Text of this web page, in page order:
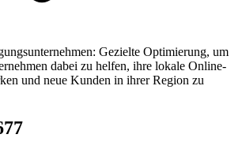
Gezielte Optimierung, um
dabei zu helfen, ihre lokale Online-
und neue Kunden in ihrer Region zu